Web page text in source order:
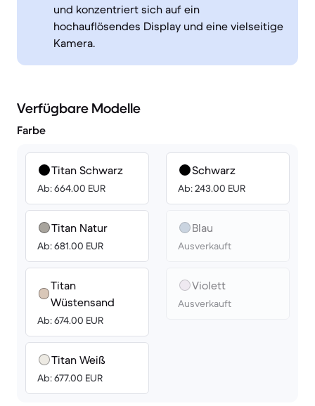
und konzentriert sich auf ein
hochauflösendes Display und eine vielseitige
Kamera.
Verfügbare Modelle
Farbe
Titan Schwarz
Ab: 664.00 EUR
Titan Natur
Ab: 681.00 EUR
Titan
Wüstensand
Ab: 674.00 EUR
Titan Weiß
Ab: 677.00 EUR
Schwarz
Ab: 243.00 EUR
Blau
Ausverkauft
Violett
Ausverkauft